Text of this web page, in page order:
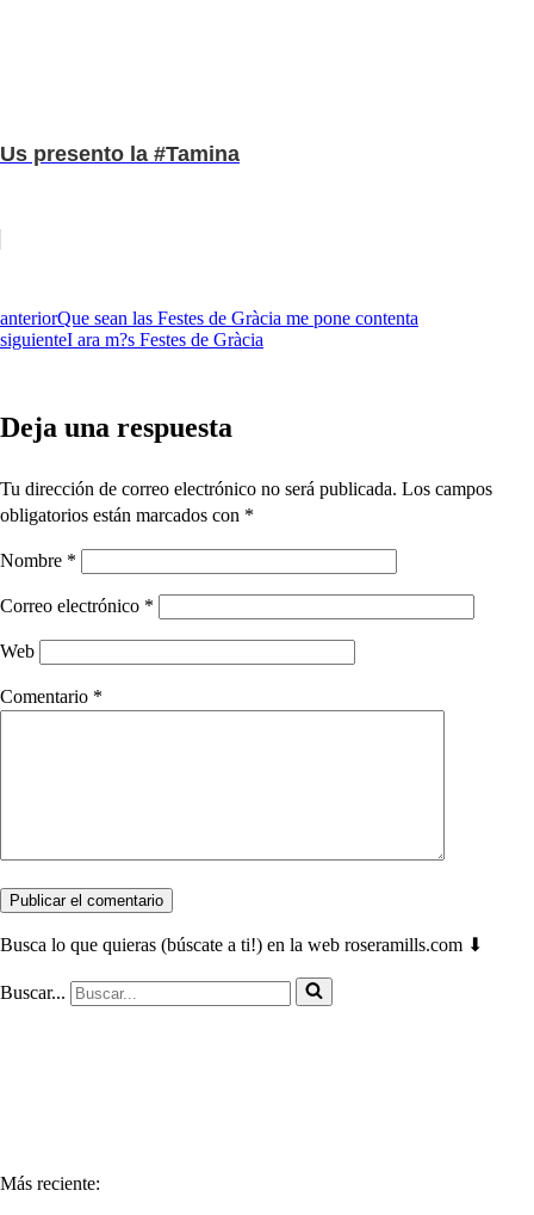
Us presento la #Tamina
anteriorQue sean las Festes de Gràcia me pone contenta
siguienteI ara m?s Festes de Gràcia
Deja una respuesta
Tu dirección de correo electrónico no será publicada. Los campos
obligatorios están marcados con *
Nombre *
Correo electrónico *
Web
Comentario *
Busca lo que quieras (búscate a ti!) en la web roseramills.com ⬇
Buscar...
Más reciente: